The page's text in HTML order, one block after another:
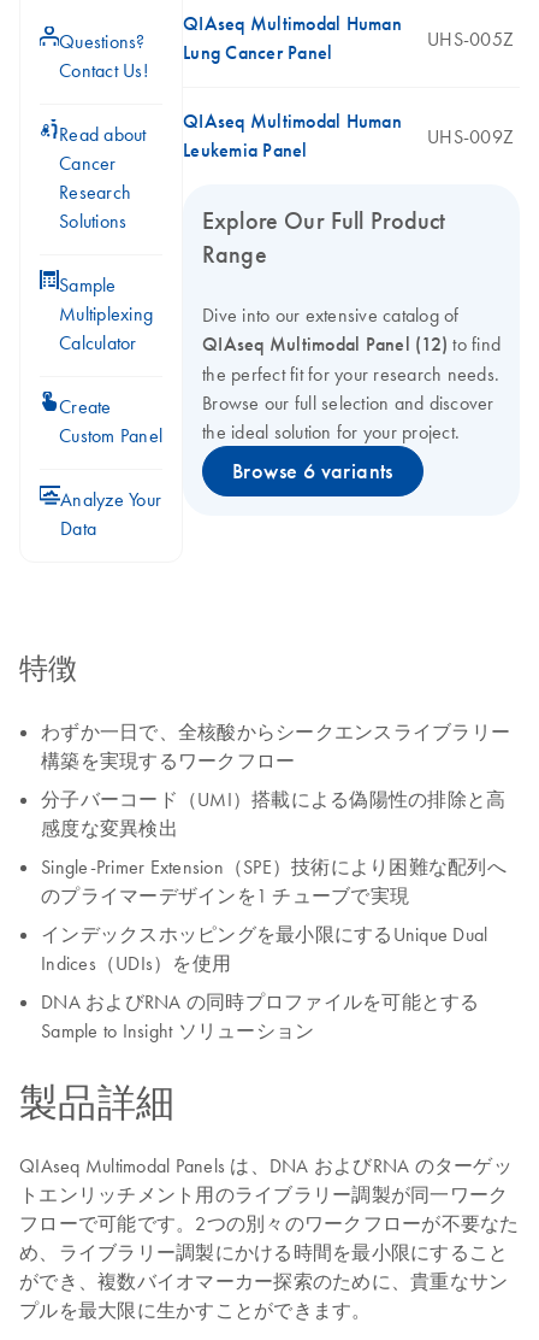
icon_0071_person-sQuestions?
Contact Us!
icon_0117_cc_gen_cancer-sRead about
Cancer
Research
Solutions
icon_0330_cc_gen_calculator-sSample
Multiplexing
Calculator
icon_0312_cc_gen_touch-sCreate
Custom Panel
icon_0078_cc_gen_analysis-sAnalyze Your
Data
QIAseq Multimodal Human
Lung Cancer Panel
UHS-005Z
QIAseq Multimodal Human
Leukemia Panel
UHS-009Z
Explore Our Full Product
Range
Dive into our extensive catalog of
QIAseq Multimodal Panel (12)to find
the perfect fit for your research needs.
Browse our full selection and discover
the ideal solution for your project.
Browse 6 variants
特徴
わずか一日で、全核酸からシークエンスライブラリー
構築を実現するワークフロー
分子バーコード（UMI）搭載による偽陽性の排除と高
感度な変異検出
Single-Primer Extension（SPE）技術により困難な配列へ
のプライマーデザインを1 チューブで実現
インデックスホッピングを最小限にするUnique Dual
Indices（UDIs）を使用
DNA およびRNA の同時プロファイルを可能とする
Sample to Insight ソリューション
製品詳細
QIAseq Multimodal Panels は、DNA およびRNA のターゲッ
トエンリッチメント用のライブラリー調製が同一ワーク
フローで可能です。2つの別々のワークフローが不要なた
め、ライブラリー調製にかける時間を最小限にすること
ができ、複数バイオマーカー探索のために、貴重なサン
プルを最大限に生かすことができます。